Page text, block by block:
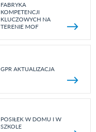
FABRYKA
KOMPETENCJI
KLUCZOWYCH NA
TERENIE MOF
GPR AKTUALIZACJA
POSIŁEK W DOMU I W
SZKOLE